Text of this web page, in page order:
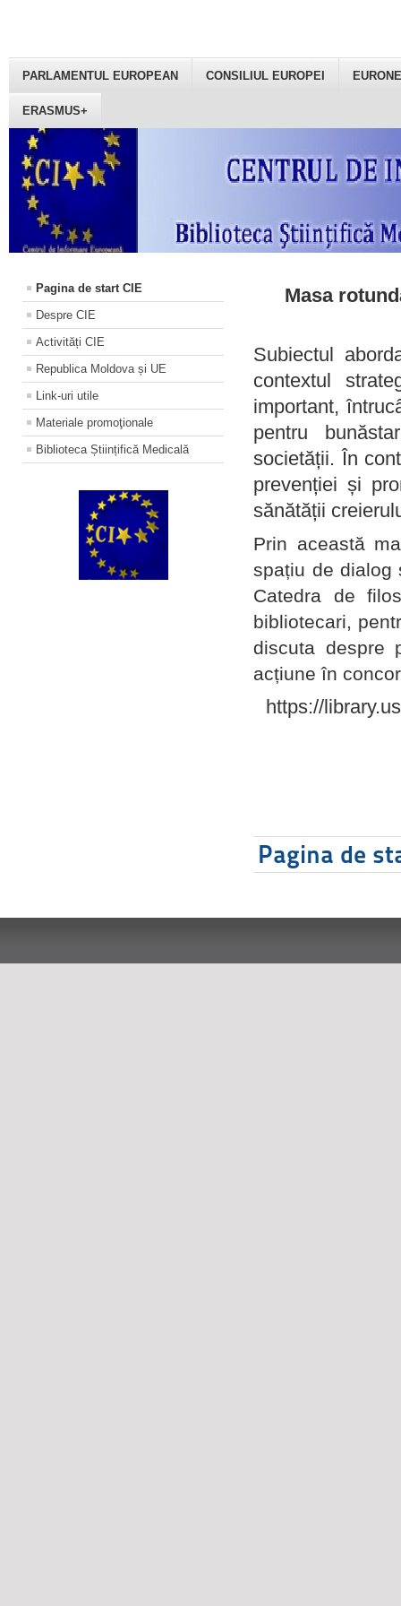
PARLAMENTUL EUROPEAN CONSILIUL EUROPEI
ERASMUS+
Pagina de start CIE
Despre CIE
Activități CIE
Republica Moldova și UE
Link-uri utile
Materiale promoţionale
Biblioteca Științifică Medicală
Masa
Subiectul
contextul
important,
pentru
societății. În
prevenției și
sănătății
Prin această
spațiu de dialog
Catedra de
bibliotecari,
discuta despre
acțiune în
https://
Pagina de